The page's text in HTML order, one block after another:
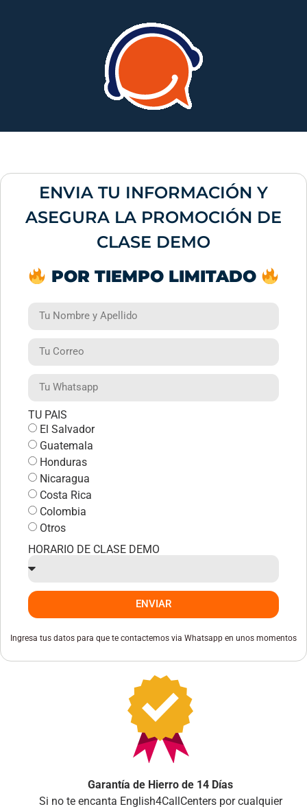
ENVIA TU INFORMACIÓN Y
ASEGURA LA PROMOCIÓN DE
CLASE DEMO
POR TIEMPO LIMITADO
TU PAIS
El Salvador
Guatemala
Honduras
Nicaragua
Costa Rica
Colombia
Otros
HORARIO DE CLASE DEMO
ENVIAR
Ingresa tus datos para que te contactemos via Whatsapp en unos momentos
Garantía de Hierro de 14 Días
Si no te encanta English4CallCenters por cualquier